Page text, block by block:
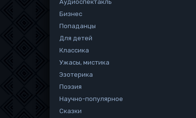
Аудиоспектакль
Бизнес
Попаданцы
Для детей
Классика
Ужасы, мистика
Эзотерика
Поэзия
Научно-популярное
Сказки